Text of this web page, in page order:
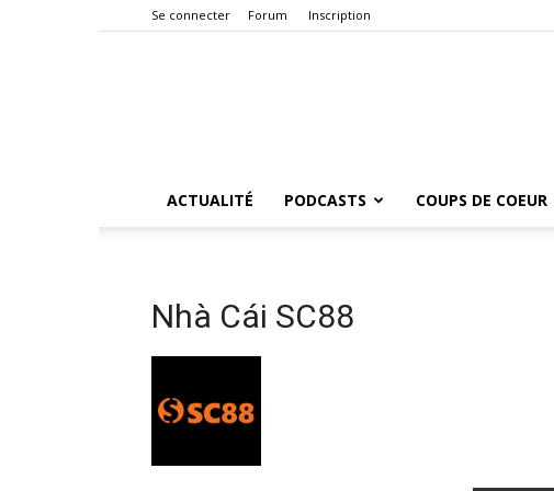
Se connecter Forum Inscription
ACTUALITÉ PODCASTS COUPS DE COEUR
Nhà Cái SC88